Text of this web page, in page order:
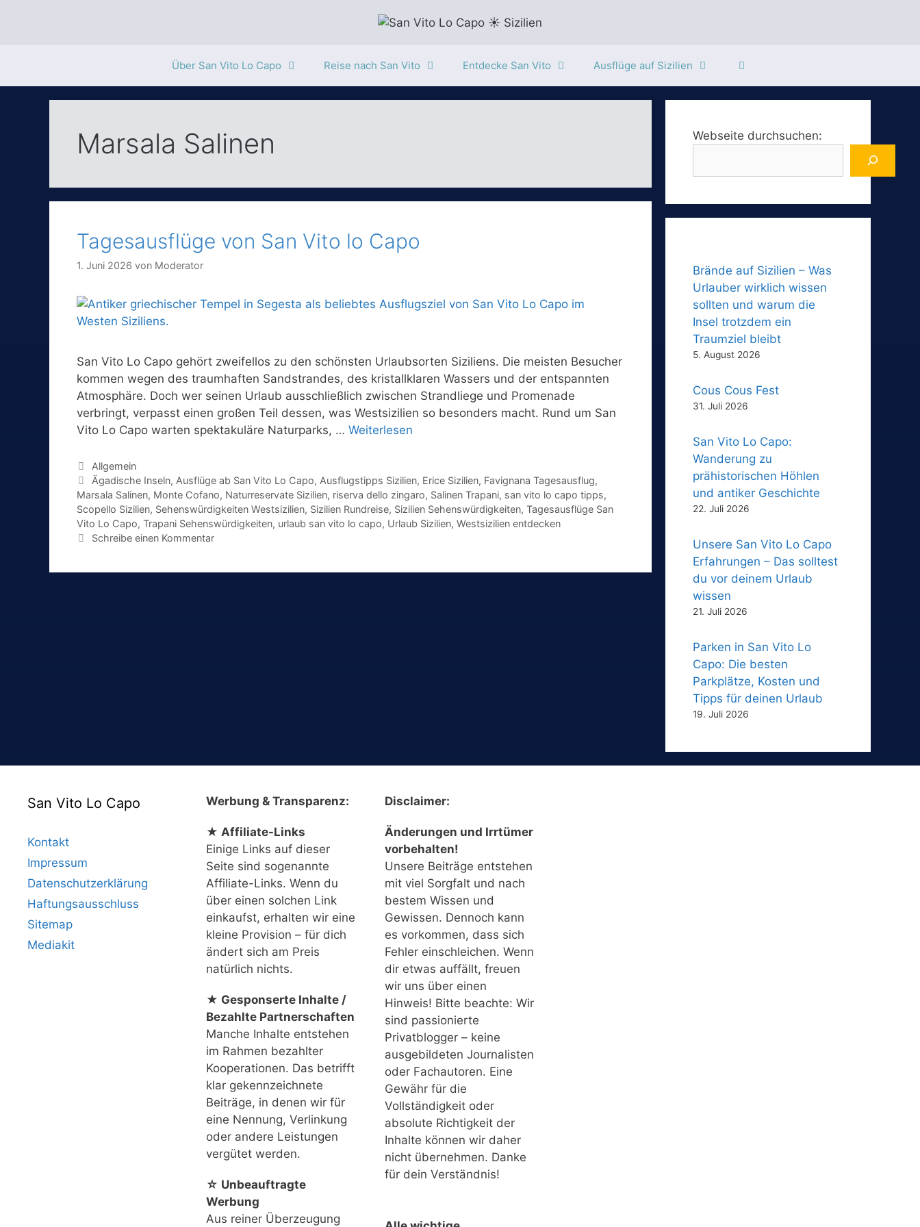
Über San Vito Lo Capo Reise nach San Vito Entdecke San Vito Ausflüge auf Sizilien
Marsala Salinen
Tagesausflüge von San Vito lo Capo
1. Juni 2026 von Moderator
San Vito Lo Capo gehört zweifellos zu den schönsten Urlaubsorten Siziliens. Die meisten Besucher
kommen wegen des traumhaften Sandstrandes, des kristallklaren Wassers und der entspannten
Atmosphäre. Doch wer seinen Urlaub ausschließlich zwischen Strandliege und Promenade
verbringt, verpasst einen großen Teil dessen, was Westsizilien so besonders macht. Rund um San
Vito Lo Capo warten spektakuläre Naturparks, … Weiterlesen
Kategorien
Allgemein
Schlagwörter
Ägadische Inseln, Ausflüge ab San Vito Lo Capo, Ausflugstipps Sizilien, Erice Sizilien, Favignana Tagesausflug,
Marsala Salinen, Monte Cofano, Naturreservate Sizilien, riserva dello zingaro, Salinen Trapani, san vito lo capo tipps,
Scopello Sizilien, Sehenswürdigkeiten Westsizilien, Sizilien Rundreise, Sizilien Sehenswürdigkeiten, Tagesausflüge San
Vito Lo Capo, Trapani Sehenswürdigkeiten, urlaub san vito lo capo, Urlaub Sizilien, Westsizilien entdecken
Schreibe einen Kommentar
Webseite durchsuchen:
Brände auf Sizilien – Was
Urlauber wirklich wissen
sollten und warum die
Insel trotzdem ein
Traumziel bleibt
5. August 2026
Cous Cous Fest
31. Juli 2026
San Vito Lo Capo:
Wanderung zu
prähistorischen Höhlen
und antiker Geschichte
22. Juli 2026
Unsere San Vito Lo Capo
Erfahrungen – Das solltest
du vor deinem Urlaub
wissen
21. Juli 2026
Parken in San Vito Lo
Capo: Die besten
Parkplätze, Kosten und
Tipps für deinen Urlaub
19. Juli 2026
San Vito Lo Capo
Kontakt
Impressum
Datenschutzerklärung
Haftungsausschluss
Sitemap
Mediakit
Werbung & Transparenz:
★ Affiliate-Links
Einige Links auf dieser
Seite sind sogenannte
Affiliate-Links. Wenn du
über einen solchen Link
einkaufst, erhalten wir eine
kleine Provision – für dich
ändert sich am Preis
natürlich nichts.
★ Gesponserte Inhalte /
Bezahlte Partnerschaften
Manche Inhalte entstehen
im Rahmen bezahlter
Kooperationen. Das betrifft
klar gekennzeichnete
Beiträge, in denen wir für
eine Nennung, Verlinkung
oder andere Leistungen
vergütet werden.
☆ Unbeauftragte
Werbung
Aus reiner Überzeugung
Disclaimer:
Änderungen und Irrtümer
vorbehalten!
Unsere Beiträge entstehen
mit viel Sorgfalt und nach
bestem Wissen und
Gewissen. Dennoch kann
es vorkommen, dass sich
Fehler einschleichen. Wenn
dir etwas auffällt, freuen
wir uns über einen
Hinweis! Bitte beachte: Wir
sind passionierte
Privatblogger – keine
ausgebildeten Journalisten
oder Fachautoren. Eine
Gewähr für die
Vollständigkeit oder
absolute Richtigkeit der
Inhalte können wir daher
nicht übernehmen. Danke
für dein Verständnis!